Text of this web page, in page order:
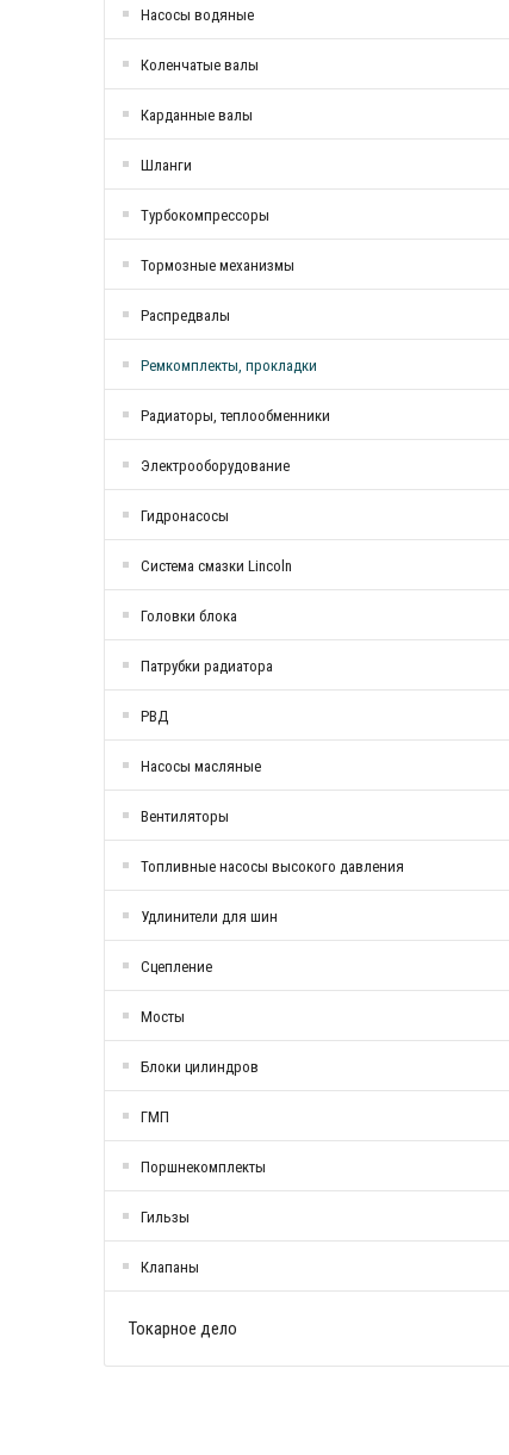
Насосы водяные
Коленчатые валы
Карданные валы
Шланги
Tурбокомпрессоры
Тормозные механизмы
Распредвалы
Ремкомплекты, прокладки
Радиаторы, теплообменники
Электрооборудование
Гидронасосы
Система смазки Lincoln
Головки блока
Патрубки радиатоpа
РВД
Насосы масляные
Вентиляторы
Топливные насосы высокого давления
Удлинители для шин
Сцепление
Мосты
Блоки цилиндров
ГМП
Поршнекомплекты
Гильзы
Клапаны
Токарное дело